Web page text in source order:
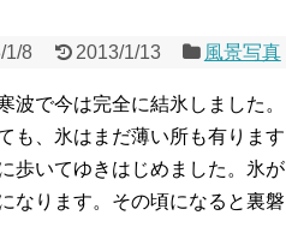
1/8 2013/1/13 風景写真
で今は完全に結氷しました。
も、氷はまだ薄い所も有ります
歩いてゆきはじめました。氷が
なります。その頃になると裏磐